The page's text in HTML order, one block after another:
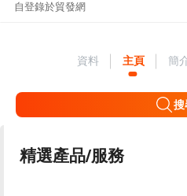
自登錄於貿發網
資料 主頁 簡
搜
精選產品/服務